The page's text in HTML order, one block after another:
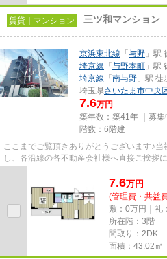
賃貸｜マンション 三ツ和マンション
京浜東北線 「 与野 」駅
埼京線 「 与野本町 」駅
埼京線 「 南与野 」駅
埼玉県さいたま市中央
7.6万円
築年数：築41年 ｜募集
階数：6階建
ここまでご覧頂きありがとうございます♪
し、各沿線の各不動産会社様へ直接ご挨拶
7.6万円
(管理費・共益
敷：0万円｜礼
所在階：3階
間取り：2DK
面積：43.02㎡